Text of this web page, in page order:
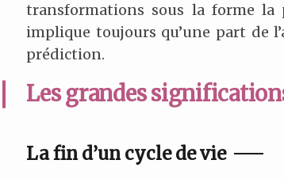
transformations sous la forme la
implique toujours qu’une part de
prédiction.
Les grandes
La fin d’un cycle de vie